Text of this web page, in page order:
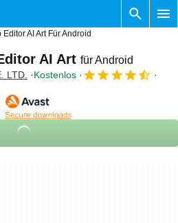
AI Art Für Android
AI Art für Android
LTD.
Kostenlos